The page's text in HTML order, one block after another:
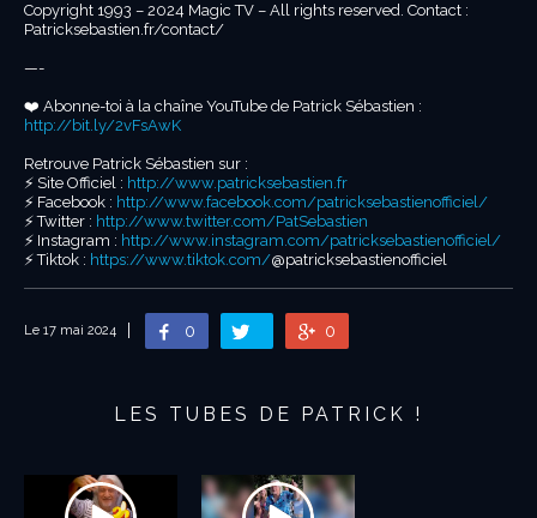
Copyright 1993 – 2024 Magic TV – All rights reserved. Contact :
Patricksebastien.fr/contact/
—-
❤️ Abonne-toi à la chaîne YouTube de Patrick Sébastien :
http://bit.ly/2vFsAwK
Retrouve Patrick Sébastien sur :
⚡️ Site Officiel : http://www.patricksebastien.fr
⚡️ Facebook : http://www.facebook.com/patricksebastienofficiel/
⚡️ Twitter : http://www.twitter.com/PatSebastien
⚡️ Instagram : http://www.instagram.com/patricksebastienofficiel/
⚡️ Tiktok : https://www.tiktok.com/@patricksebastienofficiel
Le 17 mai 2024 0 0
LES TUBES DE PATRICK !